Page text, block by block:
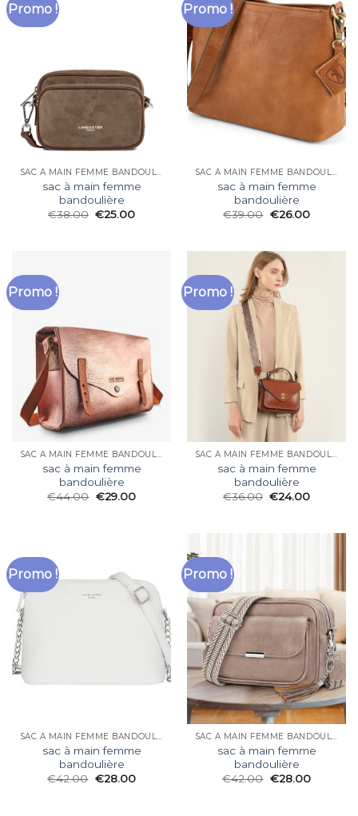
Promo !
SAC À MAIN FEMME BANDOULIÈRE
sac à main femme
bandoulière
€38.00 €25.00
Promo !
SAC À MAIN FEMME BANDOULIÈRE
sac à main femme
bandoulière
€39.00 €26.00
Promo !
SAC À MAIN FEMME BANDOULIÈRE
sac à main femme
bandoulière
€44.00 €29.00
Promo !
SAC À MAIN FEMME BANDOULIÈRE
sac à main femme
bandoulière
€36.00 €24.00
Promo !
SAC À MAIN FEMME BANDOULIÈRE
sac à main femme
bandoulière
€42.00 €28.00
Promo !
SAC À MAIN FEMME BANDOULIÈRE
sac à main femme
bandoulière
€42.00 €28.00